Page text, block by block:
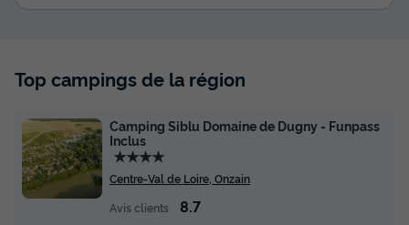
Top campings de la région
Camping Siblu Domaine de Dugny - Funpass
Inclus
★★★★
Centre-Val de Loire, Onzain
Avis clients
8.7